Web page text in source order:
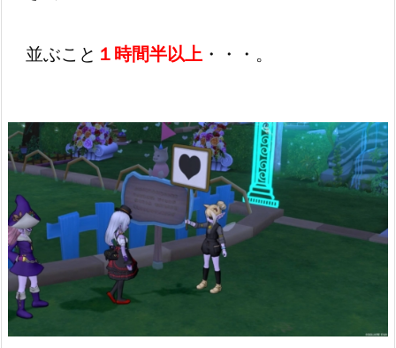
並ぶこと １時間半以上 ・・・。